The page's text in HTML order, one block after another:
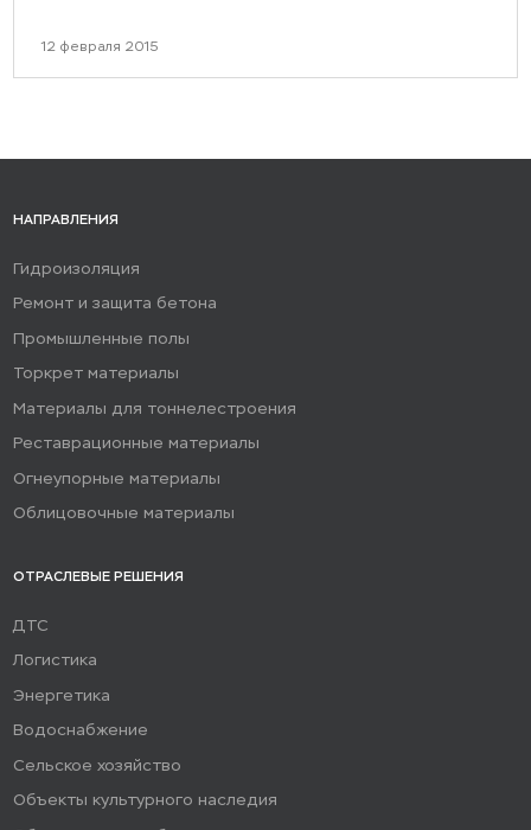
12 февраля 2015
НАПРАВЛЕНИЯ
Гидроизоляция
Ремонт и защита бетона
Промышленные полы
Торкрет материалы
Материалы для тоннелестроения
Реставрационные материалы
Огнеупорные материалы
Облицовочные материалы
ОТРАСЛЕВЫЕ РЕШЕНИЯ
ДТС
Логистика
Энергетика
Водоснабжение
Сельское хозяйство
Объекты культурного наследия